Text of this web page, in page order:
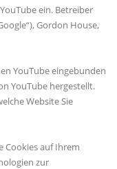
ein. Betreiber
Gordon House,
YouTube eingebunden
YouTube hergestellt.
Website Sie
Cookies auf Ihrem
zur